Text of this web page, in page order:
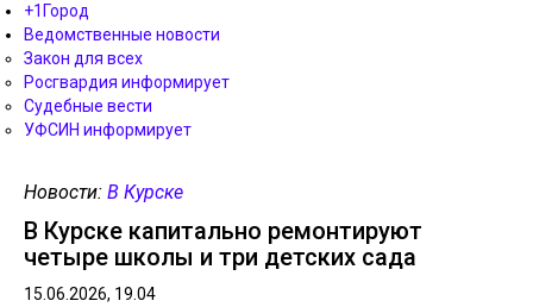
+1Город
Ведомственные новости
Закон для всех
Росгвардия информирует
Судебные вести
УФСИН информирует
Новости: В Курске
В Курске капитально ремонтируют
четыре школы и три детских сада
15.06.2026, 19.04